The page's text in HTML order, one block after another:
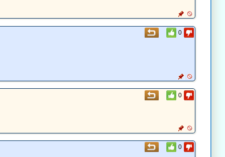
0
0
0